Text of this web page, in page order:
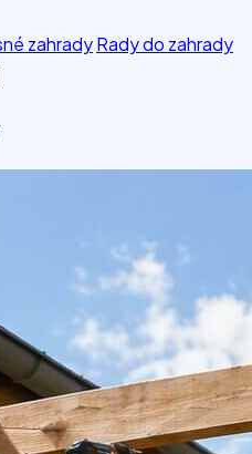
zahradyRady do zahrady